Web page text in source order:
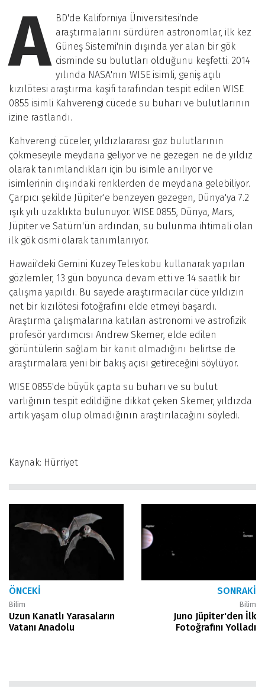
A BD'de Kaliforniya Üniversitesi'nde
araştırmalarını sürdüren astronomlar, ilk kez
Güneş Sistemi'nin dışında yer alan bir gök
cisminde su bulutları olduğunu keşfetti. 2014
yılında NASA'nın WISE isimli, geniş açılı
kızılötesi araştırma kaşifi tarafından tespit edilen WISE
0855 isimli Kahverengi cücede su buharı ve bulutlarının
izine rastlandı.
Kahverengi cüceler, yıldızlararası gaz bulutlarının
çökmeseyile meydana geliyor ve ne gezegen ne de yıldız
olarak tanımlandıkları için bu isimle anılıyor ve
isimlerinin dışındaki renklerden de meydana gelebiliyor.
Çarpıcı şekilde Jüpiter'e benzeyen gezegen, Dünya'ya 7.2
ışık yılı uzaklıkta bulunuyor. WISE 0855, Dünya, Mars,
Jüpiter ve Satürn'ün ardından, su bulunma ihtimali olan
ilk gök cismi olarak tanımlanıyor.
Hawaii'deki Gemini Kuzey Teleskobu kullanarak yapılan
gözlemler, 13 gün boyunca devam etti ve 14 saatlik bir
çalışma yapıldı. Bu sayede araştırmacılar cüce yıldızın
net bir kızılötesi fotoğrafını elde etmeyi başardı.
Araştırma çalışmalarına katılan astronomi ve astrofizik
profesör yardımcısı Andrew Skemer, elde edilen
görüntülerin sağlam bir kanıt olmadığını belirtse de
araştırmalara yeni bir bakış açısı getireceğini söylüyor.
WISE 0855'de büyük çapta su buharı ve su bulut
varlığının tespit edildiğine dikkat çeken Skemer, yıldızda
artık yaşam olup olmadığının araştırılacağını söyledi.
Kaynak: Hürriyet
ÖNCEKI
Bilim
Uzun Kanatlı Yarasaların
Vatanı Anadolu
SONRAKI
Bilim
Juno Jüpiter'den İlk
Fotoğrafını Yolladı